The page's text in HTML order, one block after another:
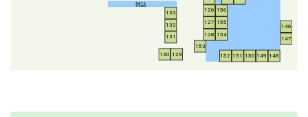
雑誌
126
127
128
129
130
131
132
133
146
147
148
149
150
151
152
153
154
155
156